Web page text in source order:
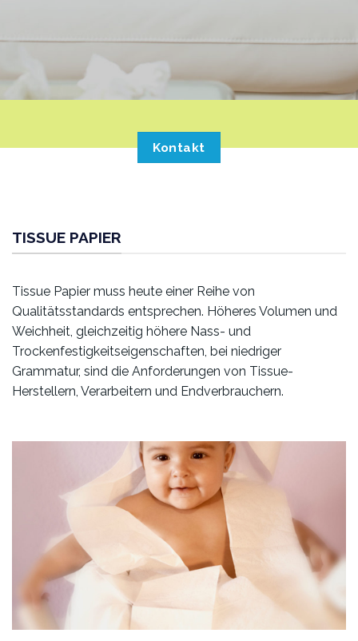
Kontakt
TISSUE PAPIER
Tissue Papier muss heute einer Reihe von
Qualitätsstandards entsprechen. Höheres Volumen und
Weichheit, gleichzeitig höhere Nass- und
Trockenfestigkeitseigenschaften, bei niedriger
Grammatur, sind die Anforderungen von Tissue-
Herstellern, Verarbeitern und Endverbrauchern.